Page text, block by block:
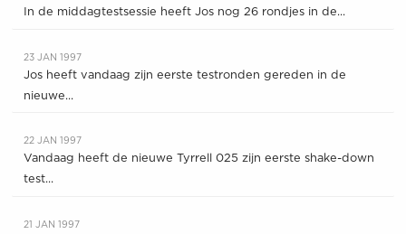
In de middagtestsessie heeft Jos nog 26 rondjes in de...
23 JAN 1997
Jos heeft vandaag zijn eerste testronden gereden in de
nieuwe...
22 JAN 1997
Vandaag heeft de nieuwe Tyrrell 025 zijn eerste shake-down
test...
21 JAN 1997